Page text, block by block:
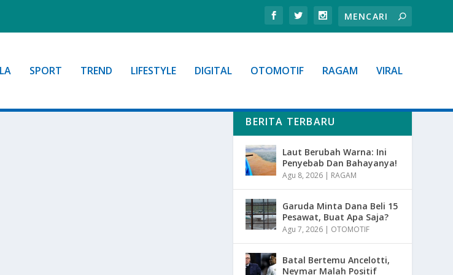
SPORT TREND LIFESTYLE DIGITAL OTOMOTIF RAGAM VIRAL
BERITA TERBARU
Laut Berubah Warna: Ini
Penyebab Dan Bahayanya!
Agu 8, 2026 | RAGAM
Garuda Minta Dana Beli 15
Pesawat, Buat Apa Saja?
Agu 7, 2026 | OTOMOTIF
Batal Bertemu Ancelotti,
Neymar Malah Positif